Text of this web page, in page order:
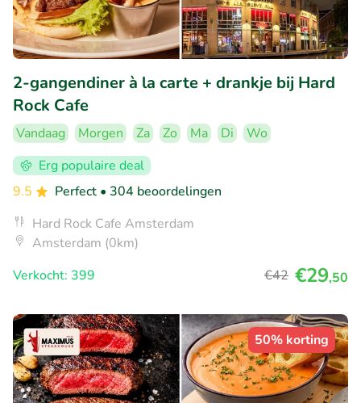
2-gangendiner à la carte + drankje bij Hard
Rock Cafe
Vandaag Morgen Za Zo Ma Di
Wo
Erg populaire deal
9.5
Perfect • 304 beoordelingen
Hard Rock Cafe Amsterdam
Amsterdam (0km)
Verkocht: 399
€42 €29,50
50% korting